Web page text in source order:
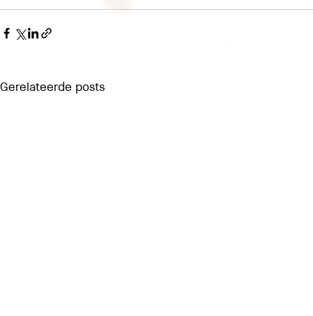
Gerelateerde posts